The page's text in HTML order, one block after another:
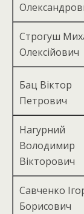
Строгуш
Олексійович
Бац Віктор
Петрович
Нагурний
Володимир
Вікторович
Савченко
Борисович